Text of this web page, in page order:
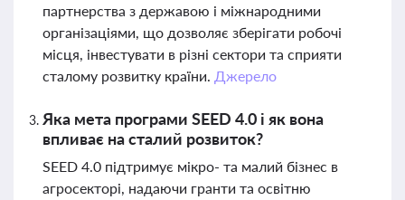
партнерства з державою і міжнародними
організаціями, що дозволяє зберігати робочі
місця, інвестувати в різні сектори та сприяти
сталому розвитку країни. Джерело
Яка мета програми SEED 4.0 і як вона
впливає на сталий розвиток?
SEED 4.0 підтримує мікро- та малий бізнес в
агросекторі, надаючи гранти та освітню